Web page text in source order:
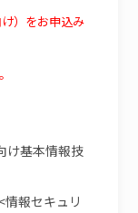
）をお申込み
け基本情報技
報セキュリ